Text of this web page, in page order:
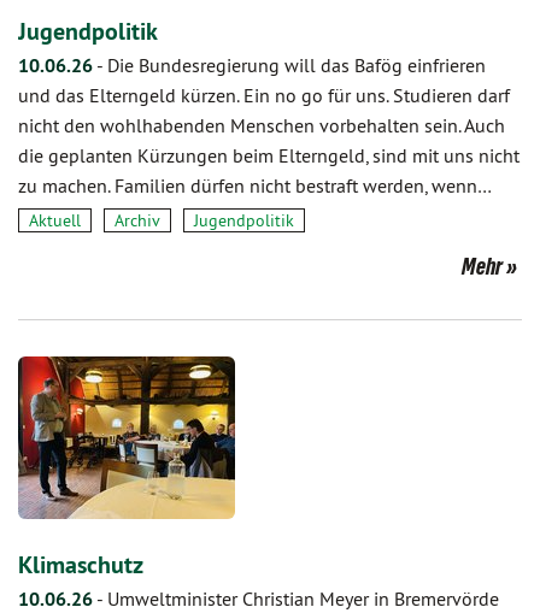
Jugendpolitik
10.06.26 - Die Bundesregierung will das Bafög einfrieren
und das Elterngeld kürzen. Ein no go für uns. Studieren darf
nicht den wohlhabenden Menschen vorbehalten sein. Auch
die geplanten Kürzungen beim Elterngeld, sind mit uns nicht
zu machen. Familien dürfen nicht bestraft werden, wenn…
Aktuell Archiv Jugendpolitik
Mehr
Klimaschutz
10.06.26 - Umweltminister Christian Meyer in Bremervörde